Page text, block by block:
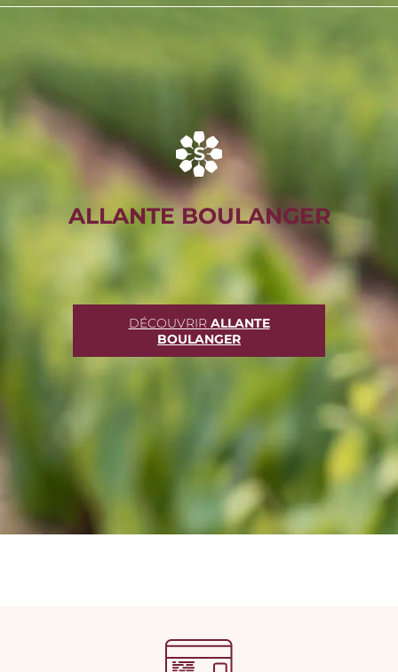
ALLANTE BOULANGER
DÉCOUVRIR ALLANTE
BOULANGER